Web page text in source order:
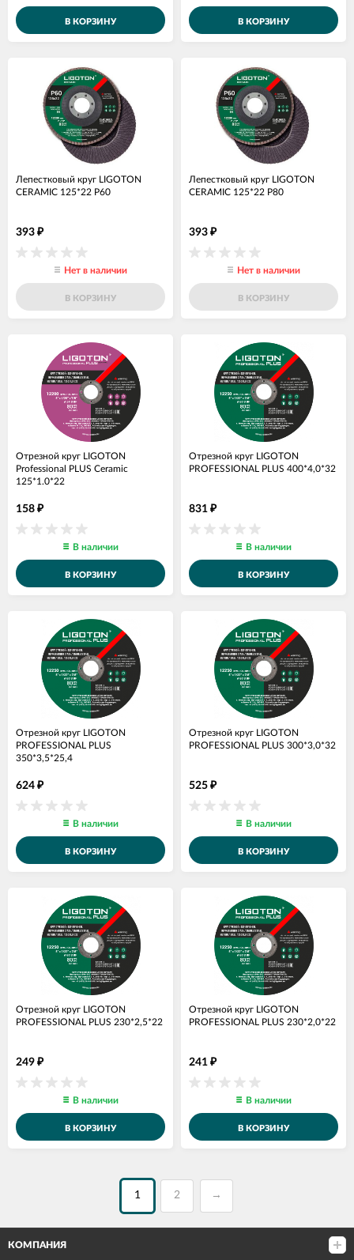
В КОРЗИНУ В КОРЗИНУ
Лепестковый круг LIGOTON
CERAMIC 125*22 Р60
393 ₽
Нет в наличии
В КОРЗИНУ
Лепестковый круг LIGOTON
CERAMIC 125*22 Р80
393 ₽
Нет в наличии
В КОРЗИНУ
Отрезной круг LIGOTON
Professional PLUS Ceramic
125*1.0*22
158 ₽
В наличии
В КОРЗИНУ
Отрезной круг LIGOTON
PROFESSIONAL PLUS 400*4,0*32
831 ₽
В наличии
В КОРЗИНУ
Отрезной круг LIGOTON
PROFESSIONAL PLUS
350*3,5*25,4
624 ₽
В наличии
В КОРЗИНУ
Отрезной круг LIGOTON
PROFESSIONAL PLUS 300*3,0*32
525 ₽
В наличии
В КОРЗИНУ
Отрезной круг LIGOTON
PROFESSIONAL PLUS 230*2,5*22
249 ₽
В наличии
В КОРЗИНУ
Отрезной круг LIGOTON
PROFESSIONAL PLUS 230*2,0*22
241 ₽
В наличии
В КОРЗИНУ
1 2 →
КОМПАНИЯ